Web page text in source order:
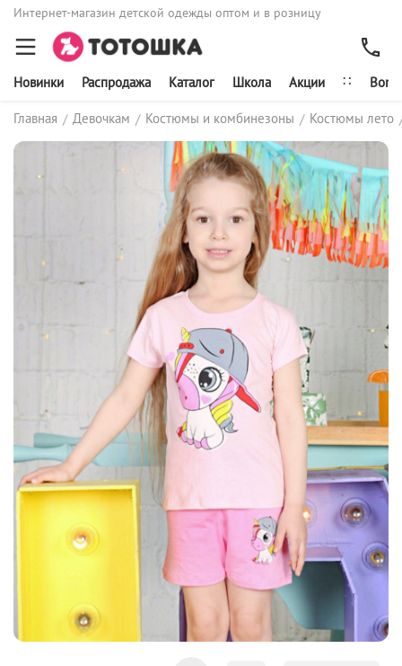
Интернет-магазин детской одежды оптом и в розницу
Новинки Распродажа Каталог Школа Акции ∷
Главная / Девочкам / Костюмы и комбинезоны / Костюмы лето